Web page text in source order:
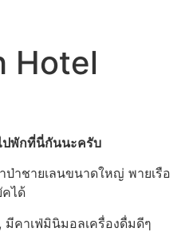
Hotel
ปพักที่นี่กันนะครับ
าชายเลนขนาดใหญ่ พายเรือ
ได้
มีคาเฟ่มินิมอลเครื่องดื่มดีๆ